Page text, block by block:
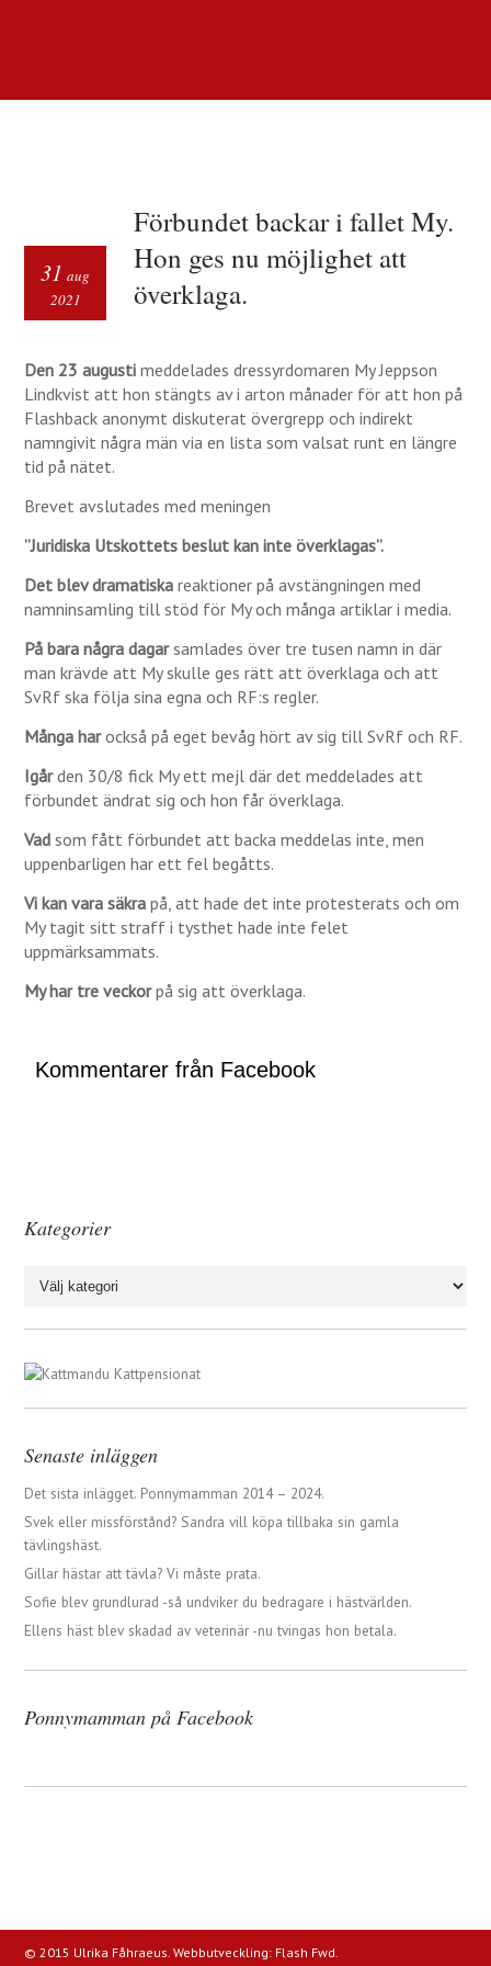
Förbundet backar i fallet My.
Hon ges nu möjlighet att
överklaga.
31 aug
2021
Den 23 augusti meddelades dressyrdomaren My Jeppson
Lindkvist att hon stängts av i arton månader för att hon på
Flashback anonymt diskuterat övergrepp och indirekt
namngivit några män via en lista som valsat runt en längre
tid på nätet.
Brevet avslutades med meningen
”Juridiska Utskottets beslut kan inte överklagas”.
Det blev dramatiska reaktioner på avstängningen med
namninsamling till stöd för My och många artiklar i media.
På bara några dagarsamlades över tre tusen namn in där
man krävde att My skulle ges rätt att överklaga och att
SvRf ska följa sina egna och RF:s regler.
Många harockså på eget bevåg hört av sig till SvRf och RF.
Igården 30/8 fick My ett mejl där det meddelades att
förbundet ändrat sig och hon får överklaga.
Vad som fått förbundet att backa meddelas inte, men
uppenbarligen har ett fel begåtts.
Vi kan vara säkrapå, att hade det inte protesterats och om
My tagit sitt straff i tysthet hade inte felet
uppmärksammats.
My har tre veckorpå sig att överklaga.
Kommentarer från Facebook
Kategorier
Senaste inläggen
Det sista inlägget. Ponnymamman 2014 – 2024.
Svek eller missförstånd? Sandra vill köpa tillbaka sin gamla
tävlingshäst.
Gillar hästar att tävla? Vi måste prata.
Sofie blev grundlurad -så undviker du bedragare i hästvärlden.
Ellens häst blev skadad av veterinär -nu tvingas hon betala.
Ponnymamman på Facebook
© 2015 Ulrika Fåhraeus. Webbutveckling: Flash Fwd.